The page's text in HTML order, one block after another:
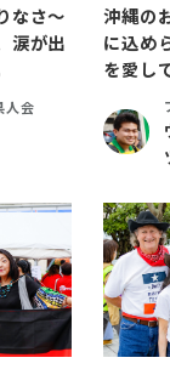
なさ～
涙が出
人会
沖縄の
に込め
を愛し